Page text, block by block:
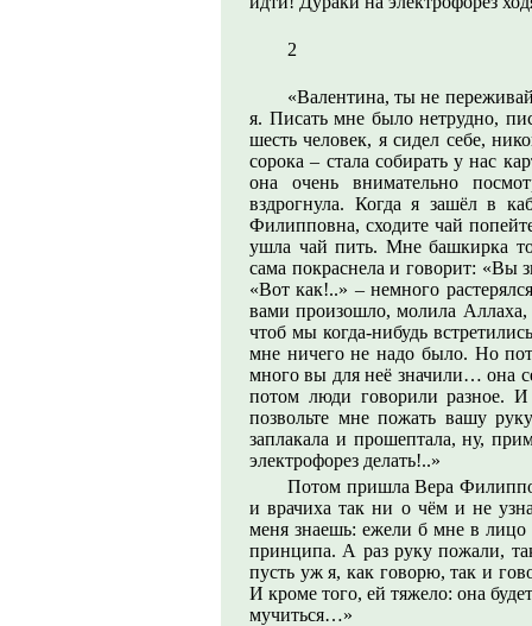
2
«Валентина, ты не
я. Писать мне было нетрудно,
шесть человек, я сидел себе,
сорока – стала собирать у нас
она очень внимательно
вздрогнула. Когда я зашёл в
Филипповна, сходите чай
ушла чай пить. Мне башкирка
сама покраснела и говорит: «Вы
«Вот как!..» – немного
вами произошло, молила Аллаха,
чтоб мы когда-нибудь
мне ничего не надо было. Но
много вы для неё значили… она
потом люди говорили разное. И
позвольте мне пожать вашу
заплакала и прошептала, ну,
электрофорез делать!..»
Потом пришла Вера
и врачиха так ни о чём и не
меня знаешь: ежели б мне в лицо
принципа. А раз руку пожали,
пусть уж я, как говорю, так и
И кроме того, ей тяжело: она
мучиться…»